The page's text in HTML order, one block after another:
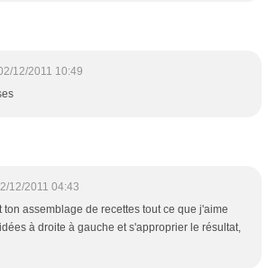
12/2011 10:49
12/2011 04:43
ton assemblage de recettes tout ce que j'aime
à droite à gauche et s'approprier le résultat,